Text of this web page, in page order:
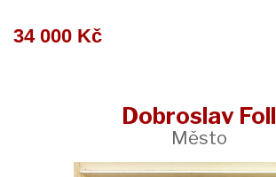
34 000 Kč
Dobroslav Foll
Město